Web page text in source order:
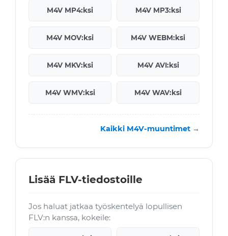
M4V MP4:ksi M4V MP3:ksi
M4V MOV:ksi M4V WEBM:ksi
M4V MKV:ksi M4V AVI:ksi
M4V WMV:ksi M4V WAV:ksi
Kaikki M4V-muuntimet →
Lisää FLV-tiedostoille
Jos haluat jatkaa työskentelyä lopullisen
FLV:n kanssa, kokeile: